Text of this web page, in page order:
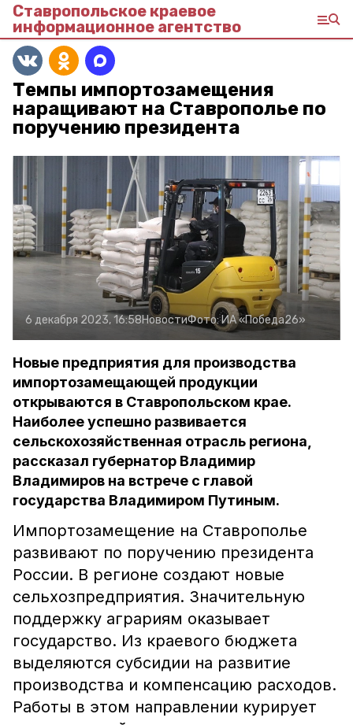
Ставропольское краевое
информационное агентство
Темпы импортозамещения
наращивают на Ставрополье по
поручению президента
6 декабря 2023, 16:58НовостиФото:ИА «Победа26»
Новые предприятия для производства
импортозамещающей продукции
открываются в Ставропольском крае.
Наиболее успешно развивается
сельскохозяйственная отрасль региона,
рассказал губернатор Владимир
Владимиров на встрече с главой
государства Владимиром Путиным.
Импортозамещение на Ставрополье
развивают по поручению президента
России. В регионе создают новые
сельхозпредприятия. Значительную
поддержку аграриям оказывает
государство. Из краевого бюджета
выделяются субсидии на развитие
производства и компенсацию расходов.
Работы в этом направлении курирует